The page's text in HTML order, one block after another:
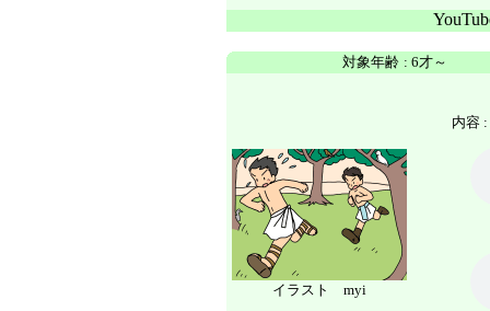
対象年齢 : 6才～
イラスト myi
内容 :